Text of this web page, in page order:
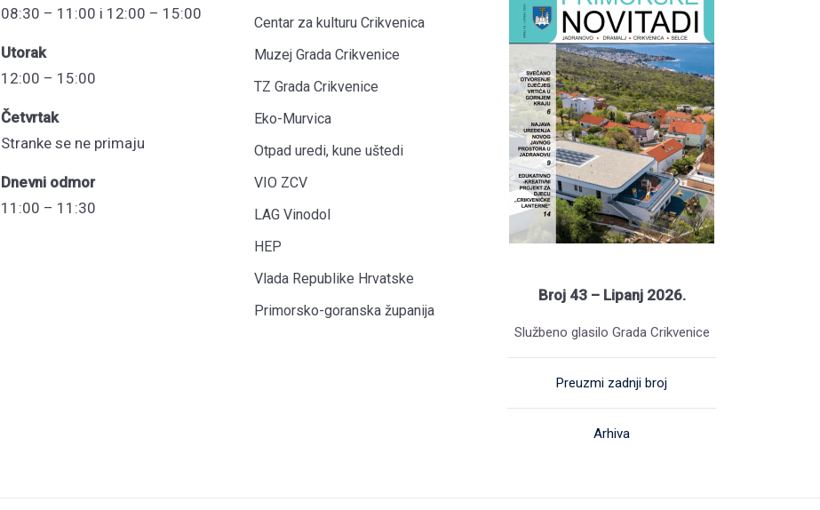
08:30 – 11:00 i 12:00 – 15:00
Utorak
12:00 – 15:00
Četvrtak
Stranke se ne primaju
Dnevni odmor
11:00 – 11:30
Centar za kulturu Crikvenica
Muzej Grada Crikvenice
TZ Grada Crikvenice
Eko-Murvica
Otpad uredi, kune uštedi
VIO ZCV
LAG Vinodol
HEP
Vlada Republike Hrvatske
Primorsko-goranska županija
Broj 43 – Lipanj 2026.
Službeno glasilo Grada Crikvenice
Preuzmi zadnji broj
Arhiva